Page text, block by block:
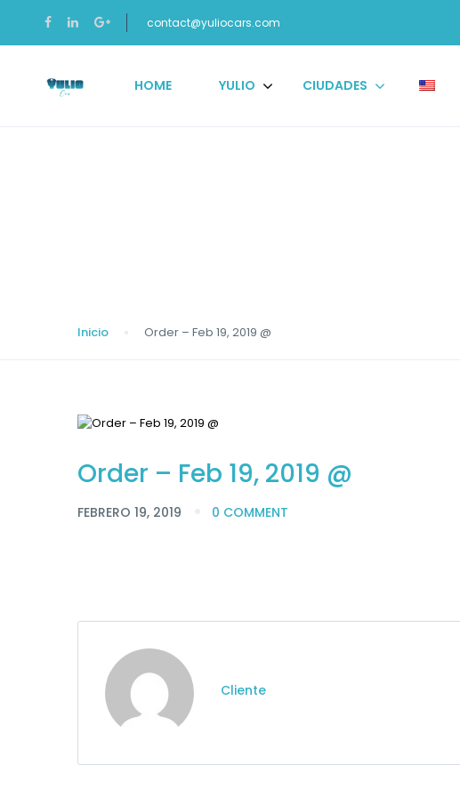
contact@yuliocars.com
HOME YULIO CIUDADES
Inicio Order – Feb 19, 2019 @
Order – Feb 19, 2019 @
FEBRERO 19, 2019 0 COMMENT
Cliente